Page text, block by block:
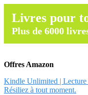
Livres pour
Plus de 6000
Offres Amazon
Kindle Unlimited | Lecture
Résiliez à tout moment.